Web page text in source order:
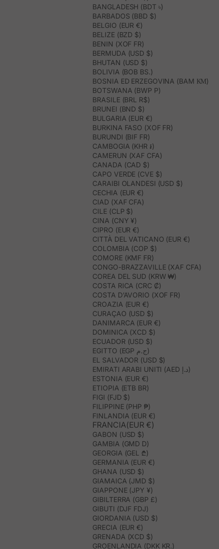
BANGLADESH (BDT ৳)
BARBADOS (BBD $)
BELGIO (EUR €)
BELIZE (BZD $)
BENIN (XOF FR)
BERMUDA (USD $)
BHUTAN (USD $)
BOLIVIA (BOB BS.)
BOSNIA ED ERZEGOVINA (BAM КМ)
BOTSWANA (BWP P)
BRASILE (BRL R$)
BRUNEI (BND $)
BULGARIA (EUR €)
BURKINA FASO (XOF FR)
BURUNDI (BIF FR)
CAMBOGIA (KHR ៛)
CAMERUN (XAF CFA)
CANADA (CAD $)
CAPO VERDE (CVE $)
CARAIBI OLANDESI (USD $)
CECHIA (EUR €)
CIAD (XAF CFA)
CILE (CLP $)
CINA (CNY ¥)
CIPRO (EUR €)
CITTÀ DEL VATICANO (EUR €)
COLOMBIA (COP $)
COMORE (KMF FR)
CONGO-BRAZZAVILLE (XAF CFA)
COREA DEL SUD (KRW ₩)
COSTA RICA (CRC ₡)
COSTA D’AVORIO (XOF FR)
CROAZIA (EUR €)
CURAÇAO (USD $)
DANIMARCA (EUR €)
DOMINICA (XCD $)
ECUADOR (USD $)
EGITTO (EGP ج.م)
EL SALVADOR (USD $)
EMIRATI ARABI UNITI (AED د.إ)
ESTONIA (EUR €)
ETIOPIA (ETB BR)
FIGI (FJD $)
FILIPPINE (PHP ₱)
FINLANDIA (EUR €)
FRANCIA(EUR €)
GABON (USD $)
GAMBIA (GMD D)
GEORGIA (GEL ₾)
GERMANIA (EUR €)
GHANA (USD $)
GIAMAICA (JMD $)
GIAPPONE (JPY ¥)
GIBILTERRA (GBP £)
GIBUTI (DJF FDJ)
GIORDANIA (USD $)
GRECIA (EUR €)
GRENADA (XCD $)
GROENLANDIA (DKK KR.)